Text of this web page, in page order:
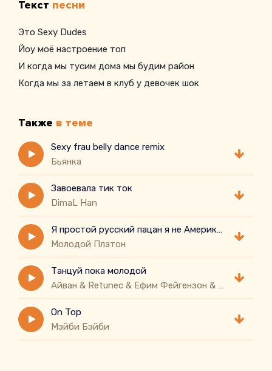
Текст песни
Это Sexy Dudes
Йоу моё настроение топ
И когда мы тусим дома мы будим район
Когда мы за летаем в клуб у девочек шок
Также в теме
Sexy frau belly dance remix
Бьянка
Завоевала тик ток
DimaL Han
Я простой русский пацан я не Американ бой
Молодой Платон
Танцуй пока молодой
Айван & Retunec & Ефим Фейгензон & Родион Газманов, Таврида.АРТ
On Top
Мэйби Бэйби